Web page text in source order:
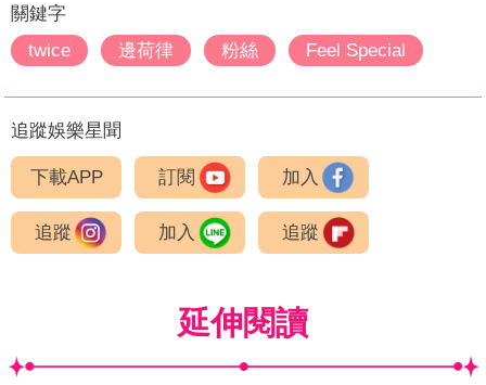
關鍵字
twice
邊荷律 粉絲 Feel Special
追蹤娛樂星聞
下載APP 訂閱 加入
追蹤 加入 追蹤
延伸閱讀